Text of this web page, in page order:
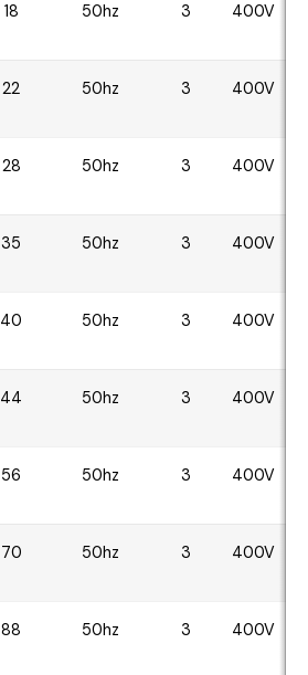
18 50hz 3 400V
22 50hz 3 400V
28 50hz 3 400V
35 50hz 3 400V
40 50hz 3 400V
44 50hz 3 400V
56 50hz 3 400V
70 50hz 3 400V
88 50hz 3 400V